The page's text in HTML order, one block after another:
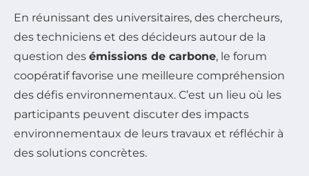
En réunissant des universitaires, des chercheurs,
des techniciens et des décideurs autour de la
question des émissions de carbone, le forum
coopératif favorise une meilleure compréhension
des défis environnementaux. C’est un lieu où les
participants peuvent discuter des impacts
environnementaux de leurs travaux et réfléchir à
des solutions concrètes.